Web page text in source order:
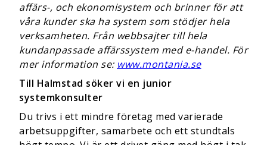
affärs-, och ekonomisystem och brinner för att
våra kunder ska ha system som stödjer hela
verksamheten. Från webbsajter till hela
kundanpassade affärssystem med e-handel. För
mer information se: www.montania.se
Till Halmstad söker vi en junior
systemkonsulter
Du trivs i ett mindre företag med varierade
arbetsuppgifter, samarbete och ett stundtals